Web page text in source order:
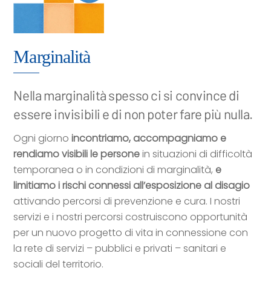
Marginalità
Nella marginalità spesso ci si convince di
essere invisibili e di non poter fare più nulla.
Ogni giornoincontriamo, accompagniamo e
rendiamo visibili le personein situazioni di difficoltà
temporanea o in condizioni di marginalità, e
limitiamo i rischi connessi all’esposizione al disagio
attivando percorsi di prevenzione e cura. I nostri
servizi e i nostri percorsi costruiscono opportunità
per un nuovo progetto di vita in connessione con
la rete di servizi – pubblici e privati – sanitari e
sociali del territorio.